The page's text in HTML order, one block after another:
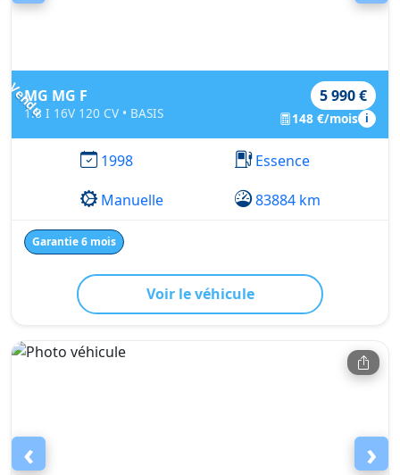
Vendu
MG MG F
1.8 I 16V 120 CV • BASIS
5 990 €
148 €/mois i
1998
Essence
Manuelle
83884 km
Garantie 6 mois
Voir le véhicule
‹ ›